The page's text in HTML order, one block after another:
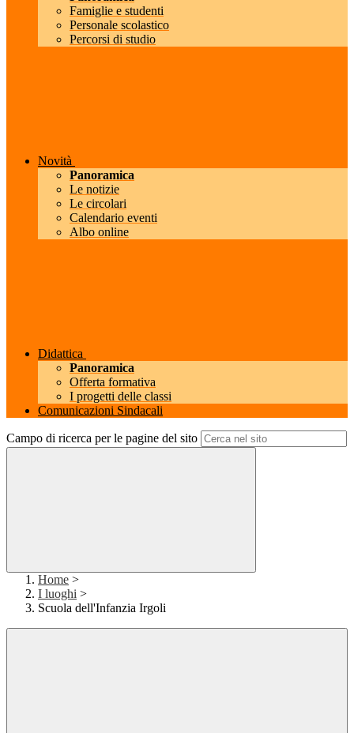
Famiglie e studenti
Personale scolastico
Percorsi di studio
Novità
Panoramica
Le notizie
Le circolari
Calendario eventi
Albo online
Didattica
Panoramica
Offerta formativa
I progetti delle classi
Comunicazioni Sindacali
Campo di ricerca per le pagine del sito
Home >
I luoghi >
Scuola dell'Infanzia Irgoli